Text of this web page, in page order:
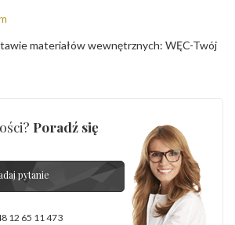
materiałów wewnętrznych: WĘC-Twój
Poradź się
pytanie
12 65 11 473